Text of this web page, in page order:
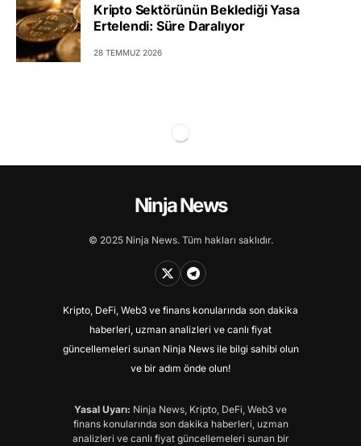
Kripto Sektörünün Beklediği Yasa
Ertelendi: Süre Daralıyor
28 TEMMUZ 2026
Ninja News
© 2025 Ninja News. Tüm hakları saklıdır.
Kripto, DeFi, Web3 ve finans konularında son dakika
haberleri, uzman analizleri ve canlı fiyat
güncellemeleri sunan Ninja News ile bilgi sahibi olun
ve bir adım önde olun!
Yasal Uyarı: Ninja News, Kripto, DeFi, Web3 ve
finans konularında son dakika haberleri, uzman
analizleri ve canlı fiyat güncellemeleri sunan bir